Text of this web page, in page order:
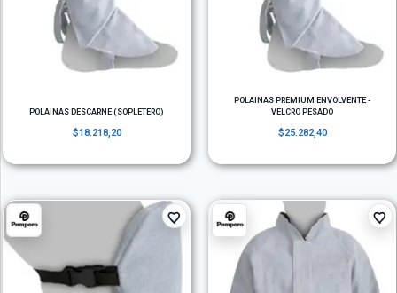
POLAINAS DESCARNE (SOPLETERO)
$18.218,20
POLAINAS PREMIUM ENVOLVENTE -
VELCRO PESADO
$25.282,40